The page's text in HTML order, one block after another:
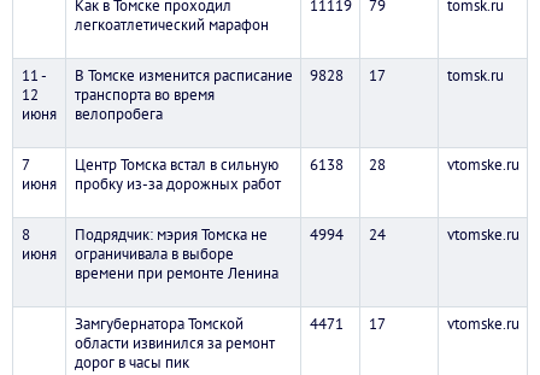
Как в Томске проходил
легкоатлетический марафон
11119 79 tomsk.ru
11 -
12
июня
В Томске изменится расписание
транспорта во время
велопробега
9828 17 tomsk.ru
7
июня
Центр Томска встал в сильную
пробку из-за дорожных работ
6138 28 vtomske.ru
8
июня
Подрядчик: мэрия Томска не
ограничивала в выборе
времени при ремонте Ленина
4994 24 vtomske.ru
Замгубернатора Томской
области извинился за ремонт
дорог в часы пик
4471 17 vtomske.ru